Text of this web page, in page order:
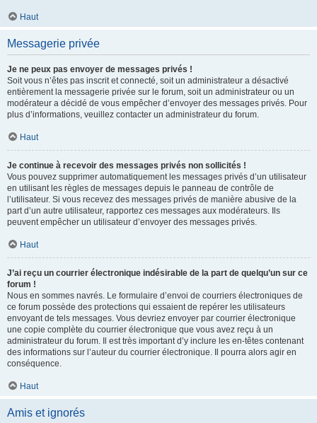
Haut
Messagerie privée
Je ne peux pas envoyer de messages privés !
Soit vous n’êtes pas inscrit et connecté, soit un administrateur a désactivé
entièrement la messagerie privée sur le forum, soit un administrateur ou un
modérateur a décidé de vous empêcher d’envoyer des messages privés. Pour
plus d’informations, veuillez contacter un administrateur du forum.
Haut
Je continue à recevoir des messages privés non sollicités !
Vous pouvez supprimer automatiquement les messages privés d’un utilisateur
en utilisant les règles de messages depuis le panneau de contrôle de
l’utilisateur. Si vous recevez des messages privés de manière abusive de la
part d’un autre utilisateur, rapportez ces messages aux modérateurs. Ils
peuvent empêcher un utilisateur d’envoyer des messages privés.
Haut
J’ai reçu un courrier électronique indésirable de la part de quelqu’un sur ce
forum !
Nous en sommes navrés. Le formulaire d’envoi de courriers électroniques de
ce forum possède des protections qui essaient de repérer les utilisateurs
envoyant de tels messages. Vous devriez envoyer par courrier électronique
une copie complète du courrier électronique que vous avez reçu à un
administrateur du forum. Il est très important d’y inclure les en-têtes contenant
des informations sur l’auteur du courrier électronique. Il pourra alors agir en
conséquence.
Haut
Amis et ignorés